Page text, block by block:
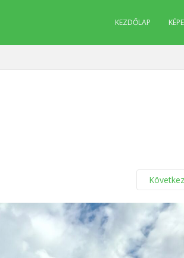
KEZDŐLAP